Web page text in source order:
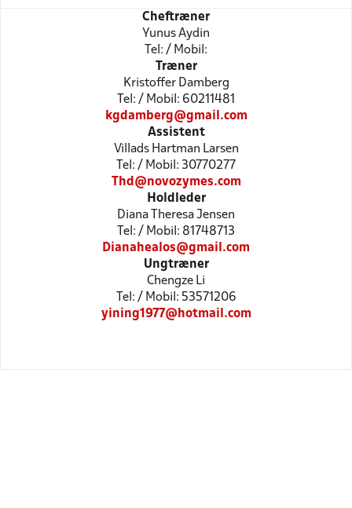
Cheftræner
Yunus Aydin
Tel: / Mobil:
Træner
Kristoffer Damberg
Tel: / Mobil: 60211481
kgdamberg@gmail.com
Assistent
Villads Hartman Larsen
Tel: / Mobil: 30770277
Thd@novozymes.com
Holdleder
Diana Theresa Jensen
Tel: / Mobil: 81748713
Dianahealos@gmail.com
Ungtræner
Chengze Li
Tel: / Mobil: 53571206
yining1977@hotmail.com